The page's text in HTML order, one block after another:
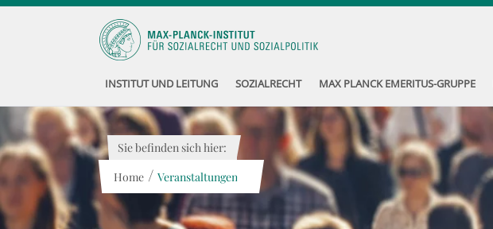
INSTITUT UND LEITUNG SOZIALRECHT MAX PLANCK EMERITUS-GRUPPE
Sie befinden sich hier:
Home / Veranstaltungen